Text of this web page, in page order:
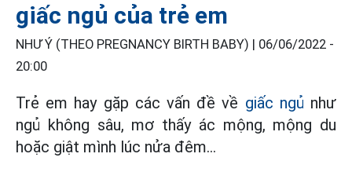
giấc ngủ của trẻ em
NHƯ Ý (THEO PREGNANCY BIRTH BABY) | 06/06/2022 -
20:00
Trẻ em hay gặp các vấn đề về giấc ngủ như
ngủ không sâu, mơ thấy ác mộng, mộng du
hoặc giật mình lúc nửa đêm…